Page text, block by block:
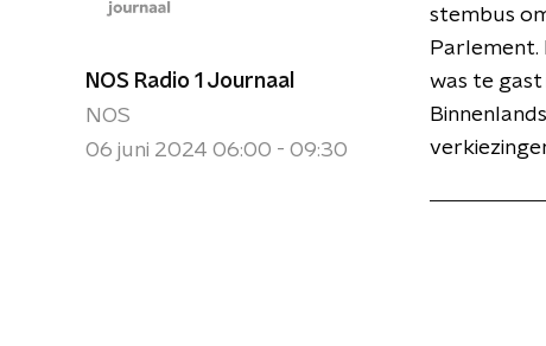
NOS Radio 1 Journaal
NOS
06 juni 2024 06:00 - 09:30
stembus
Parlement.
was te gast